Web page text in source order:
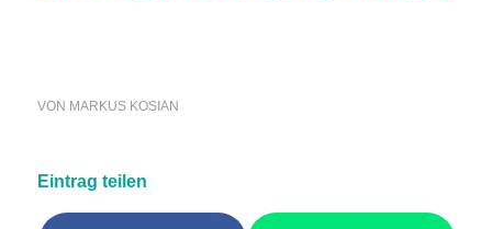
VON MARKUS KOSIAN
Eintrag teilen